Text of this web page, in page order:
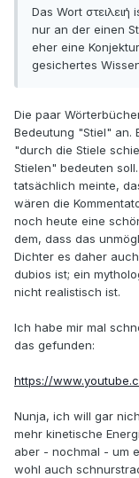
Das Wort στειλειή
nur an der einen
eher eine
gesichertes
Die paar
Bedeutung "Stiel" an.
"durch die Stiele
Stielen" bedeuten
tatsächlich meinte,
wären die
noch heute eine
dem, dass das
Dichter es daher
dubios ist; ein
nicht realistisch ist.
Ich habe mir mal
das gefunden:
https://
Nunja, ich will gar
mehr kinetische
aber - nochmal - um
wohl auch